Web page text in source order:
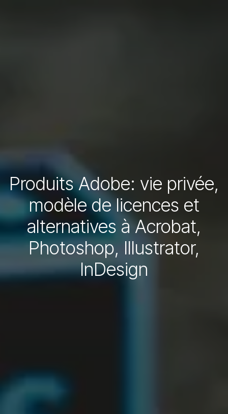
Produits Adobe: vie privée,
modèle de licences et
alternatives à Acrobat,
Photoshop, Illustrator,
InDesign